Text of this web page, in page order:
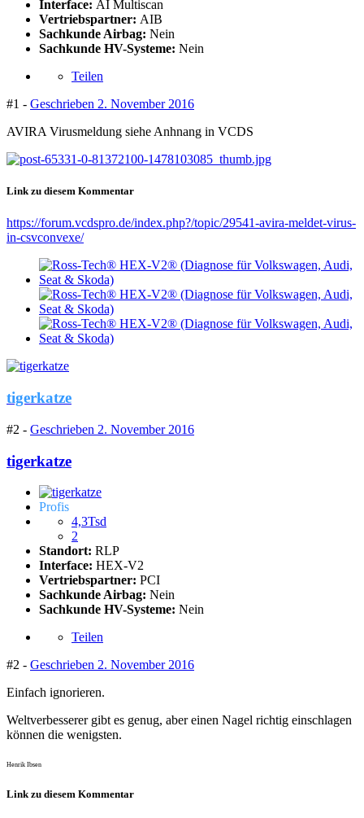
Interface: AI Multiscan
Vertriebspartner: AIB
Sachkunde Airbag: Nein
Sachkunde HV-Systeme: Nein
Teilen
#1 - Geschrieben 2. November 2016
AVIRA Virusmeldung siehe Anhnang in VCDS
Link zu diesem Kommentar
https://forum.vcdspro.de/index.php?/topic/29541-avira-meldet-virus-
in-csvconvexe/
tigerkatze
#2 - Geschrieben 2. November 2016
tigerkatze
Profis
4,3Tsd
2
Standort: RLP
Interface: HEX-V2
Vertriebspartner: PCI
Sachkunde Airbag: Nein
Sachkunde HV-Systeme: Nein
Teilen
#2 - Geschrieben 2. November 2016
Einfach ignorieren.
Weltverbesserer gibt es genug, aber einen Nagel richtig einschlagen
können die wenigsten.
Henrik Ibsen
Link zu diesem Kommentar